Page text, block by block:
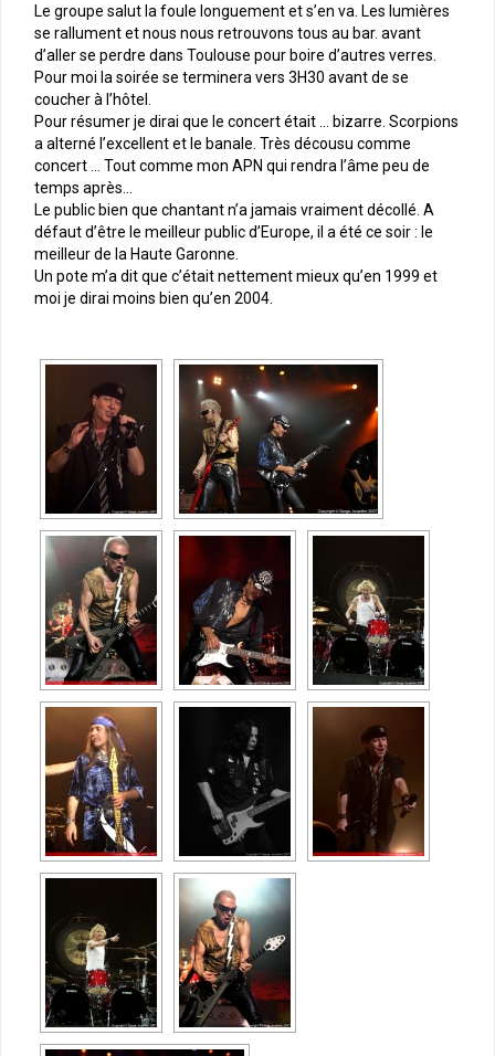
Le groupe salut la foule longuement et s’en va. Les lumières
se rallument et nous nous retrouvons tous au bar. avant
d’aller se perdre dans Toulouse pour boire d’autres verres.
Pour moi la soirée se terminera vers 3H30 avant de se
coucher à l’hôtel.
Pour résumer je dirai que le concert était … bizarre. Scorpions
a alterné l’excellent et le banale. Très décousu comme
concert … Tout comme mon APN qui rendra l’âme peu de
temps après…
Le public bien que chantant n’a jamais vraiment décollé. A
défaut d’être le meilleur public d’Europe, il a été ce soir : le
meilleur de la Haute Garonne.
Un pote m’a dit que c’était nettement mieux qu’en 1999 et
moi je dirai moins bien qu’en 2004.